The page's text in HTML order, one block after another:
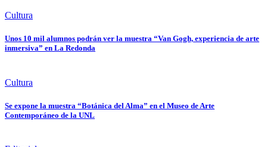
Cultura
Unos 10 mil alumnos podrán ver la muestra “Van Gogh, experiencia de arte
inmersiva” en La Redonda
Cultura
Se expone la muestra “Botánica del Alma” en el Museo de Arte
Contemporáneo de la UNL